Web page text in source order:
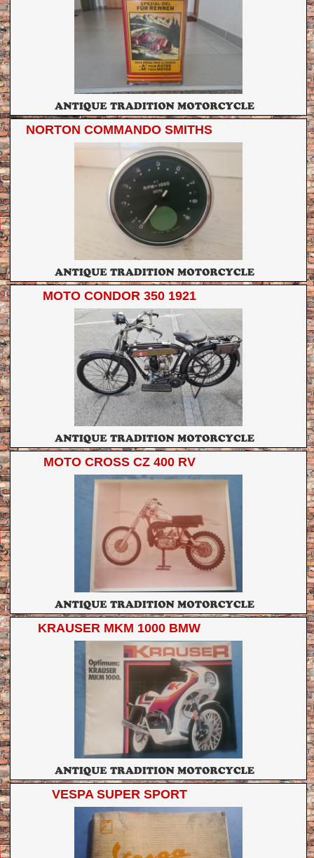
NORTON COMMANDO SMITHS
MOTO CONDOR 350 1921
MOTO CROSS CZ 400 RV
KRAUSER MKM 1000 BMW
VESPA SUPER SPORT